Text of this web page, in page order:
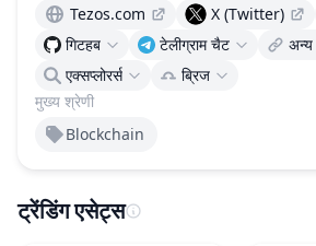
मुख्य श्रेणी
Blockchain
Tezos.com
X (Twitter)
गिटहब
टेलीग्राम चैट
एक्सप्लोरर्स
ब्रिज
ट्रेंडिंग एसेट्स